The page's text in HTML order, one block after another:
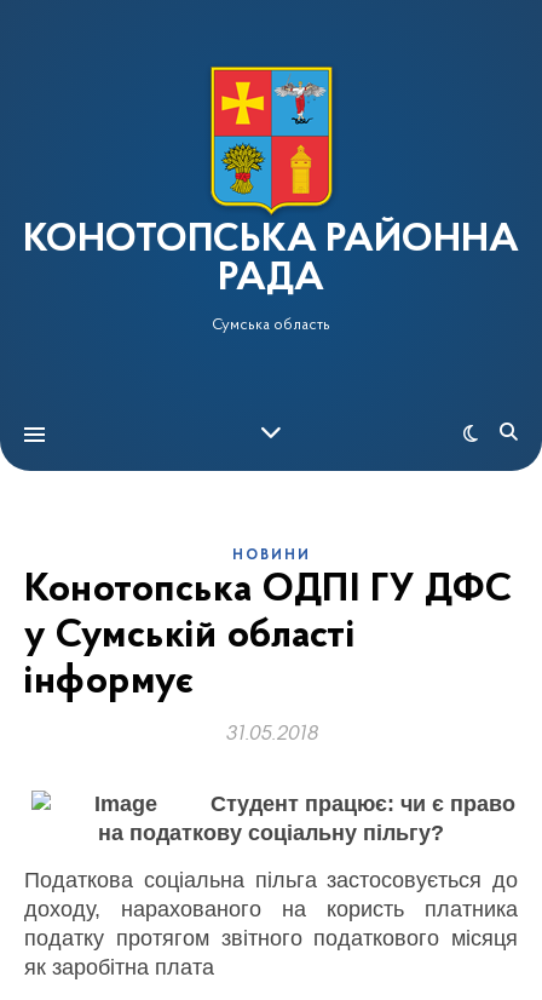
КОНОТОПСЬКА РАЙОННА
РАДА
Сумська область
НОВИНИ
Конотопська ОДПІ ГУ ДФС
у Сумській області
інформує
31.05.2018
Студент працює: чи є право
на податкову соціальну пільгу?
Податкова соціальна пільга застосовується до
доходу, нарахованого на користь платника
податку протягом звітного податкового місяця
як заробітна плата